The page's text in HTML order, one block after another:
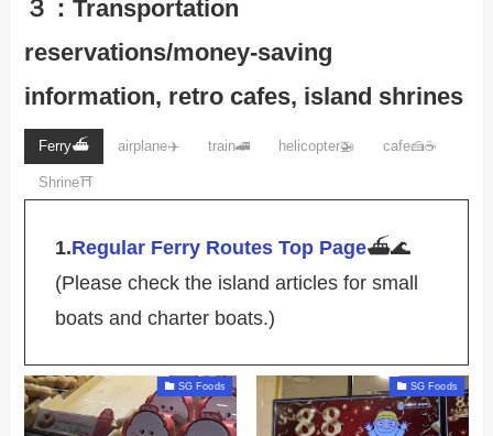
３：Transportation
reservations/money-saving
information, retro cafes, island shrines
Ferry⛴️ airplane✈️ train🚄 helicopter🚁 cafe🍰☕️
Shrine⛩️
1.Regular Ferry Routes Top Page⛴️🌊
(Please check the island articles for small
boats and charter boats.)
SG Foods SG Foods